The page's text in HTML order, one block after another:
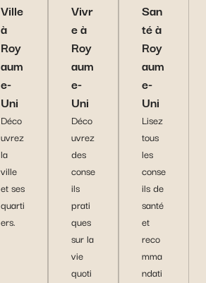
Ville
à
Roy
aum
e-
Uni
Déco
uvrez
la
ville
et ses
quarti
ers.
Vivr
e à
Roy
aum
e-
Uni
Déco
uvrez
des
conse
ils
prati
ques
sur la
vie
quoti
San
té à
Roy
aum
e-
Uni
Lisez
tous
les
conse
ils de
santé
et
reco
mma
ndati